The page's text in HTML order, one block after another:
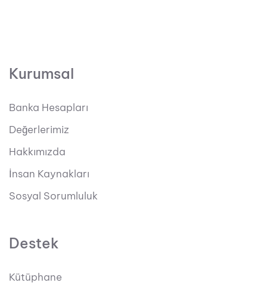
Kurumsal
Banka Hesapları
Değerlerimiz
Hakkımızda
İnsan Kaynakları
Sosyal Sorumluluk
Destek
Kütüphane